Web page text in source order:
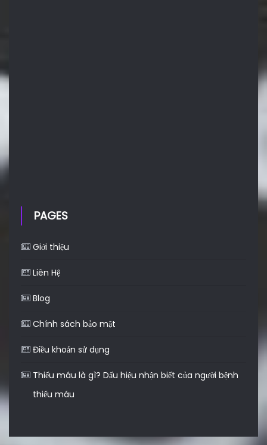
PAGES
Giới thiệu
Liên Hệ
Blog
Chính sách bảo mật
Điều khoản sử dụng
Thiếu máu là gì? Dấu hiệu nhận biết của người bệnh
thiếu máu